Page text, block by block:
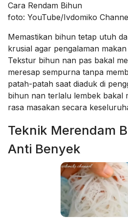
Cara Rendam Bihun
foto: YouTube/Ivdomiko
Memastikan bihun tetap utuh
krusial agar pengalaman
Tekstur bihun nan pas bakal
meresap sempurna tanpa
patah-patah saat diaduk di
bihun nan terlalu lembek bakal
rasa masakan secara
Teknik Merendam
Anti Benyek